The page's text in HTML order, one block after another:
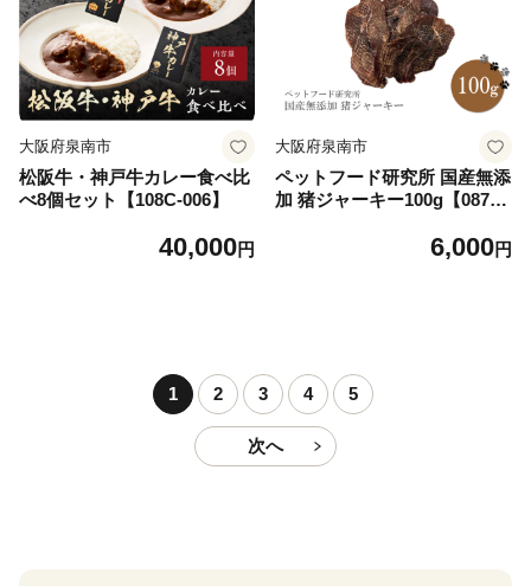
大阪府泉南市
松阪牛・神戸牛カレー食べ比
べ8個セット【108C-006】
40,000円
大阪府泉南市
ペットフード研究所 国産無添
加 猪ジャーキー100g【087E-
6,000円
1 2 3 4 5
次へ